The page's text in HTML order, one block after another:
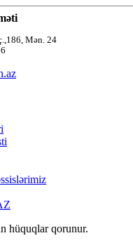
Mən. 24
hüquqlar qorunur.